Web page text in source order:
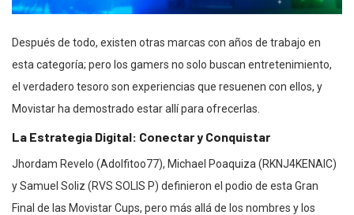
Después de todo, existen otras marcas con años de trabajo en
esta categoría; pero los gamers no solo buscan entretenimiento,
el verdadero tesoro son experiencias que resuenen con ellos, y
Movistar ha demostrado estar allí para ofrecerlas.
La Estrategia Digital: Conectar y Conquistar
Jhordam Revelo (Adolfitoo77), Michael Poaquiza (RKNJ4KENAIC)
y Samuel Soliz (RVS SOLIS P) definieron el podio de esta Gran
Final de las Movistar Cups, pero más allá de los nombres y los